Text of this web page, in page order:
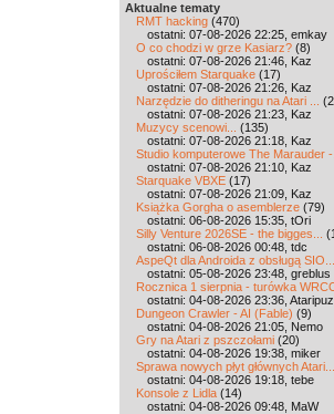
Aktualne tematy
RMT hacking (470)
ostatni: 07-08-2026 22:25, emkay
O co chodzi w grze Kasiarz? (8)
ostatni: 07-08-2026 21:46, Kaz
Uprościłem Starquake (17)
ostatni: 07-08-2026 21:26, Kaz
Narzędzie do ditheringu na Atari ...
ostatni: 07-08-2026 21:23, Kaz
Muzycy scenowi...
(135)
ostatni: 07-08-2026 21:18, Kaz
Studio komputerowe The Marauder -
ostatni: 07-08-2026 21:10, Kaz
Starquake VBXE (17)
ostatni: 07-08-2026 21:09, Kaz
Książka Gorgha o asemblerze (79)
ostatni: 06-08-2026 15:35, tOri
Silly Venture 2026SE - the bigges...
ostatni: 06-08-2026 00:48, tdc
AspeQt dla Androida z obsługą SIO...
ostatni: 05-08-2026 23:48, greblus
Rocznica 1 sierpnia - turówka
ostatni: 04-08-2026 23:36,
Dungeon Crawler - AI (Fable) (9)
ostatni: 04-08-2026 21:05, Nemo
Gry na Atari z pszczołami (20)
ostatni: 04-08-2026 19:38, miker
Sprawa nowych płyt głównych Atari...
ostatni: 04-08-2026 19:18, tebe
Konsole z Lidla (14)
ostatni: 04-08-2026 09:48, MaW